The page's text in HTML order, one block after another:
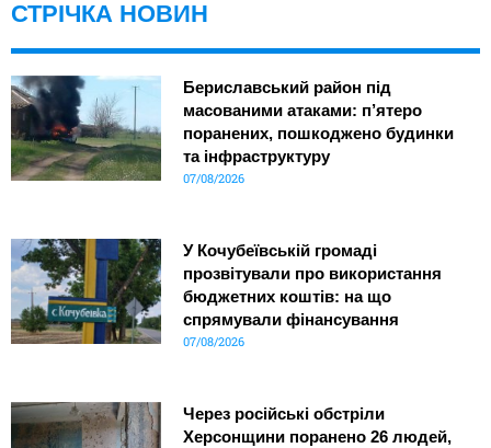
СТРІЧКА НОВИН
Бериславський район під
масованими атаками: п’ятеро
поранених, пошкоджено будинки
та інфраструктуру
07/08/2026
У Кочубеївській громаді
прозвітували про використання
бюджетних коштів: на що
спрямували фінансування
07/08/2026
Через російські обстріли
Херсонщини поранено 26 людей,